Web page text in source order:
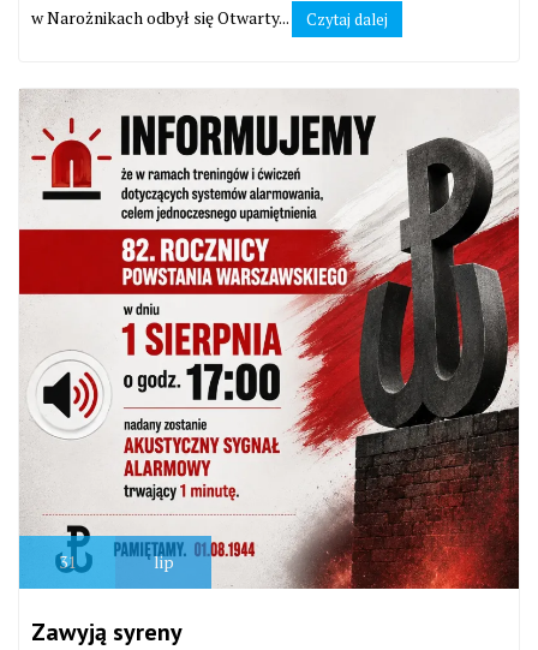
w Narożnikach odbył się Otwarty...
Czytaj dalej
31 lip
Zawyją syreny